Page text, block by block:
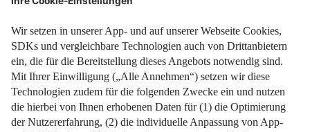
Mit wertvollen Entscheidungshilfen.
Weiterlesen